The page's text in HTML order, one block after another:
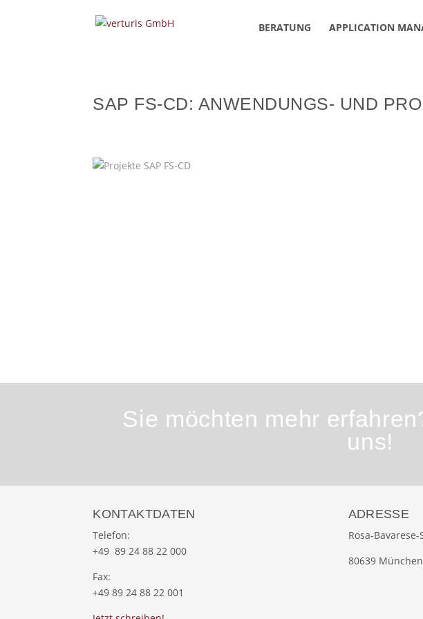
BERATUNG APPLICATION
SAP FS-CD: ANWENDUNGS- UND
Sie möchten mehr
uns!
KONTAKTDATEN
Telefon:
+49 89 24 88 22 000
Fax:
+49 89 24 88 22 001
ADRESSE
Rosa-
80639 München